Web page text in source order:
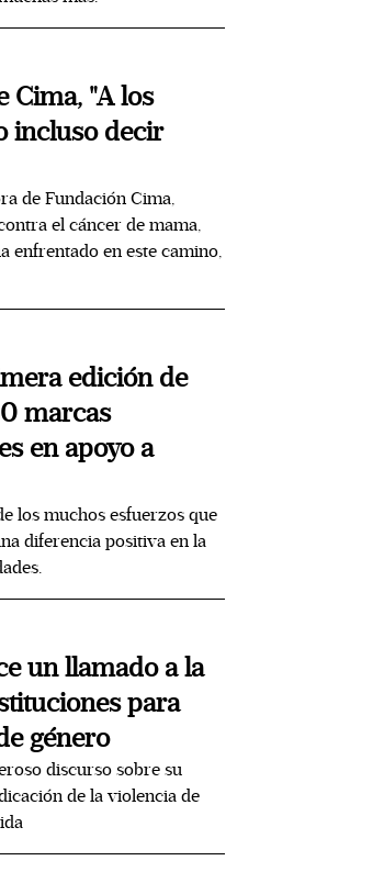
Cima, "A los
incluso decir
de Fundación Cima,
el cáncer de mama,
enfrentado en este camino,
edición de
marcas
en apoyo a
los muchos esfuerzos que
diferencia positiva en la
un llamado a la
para
género
discurso sobre su
de la violencia de